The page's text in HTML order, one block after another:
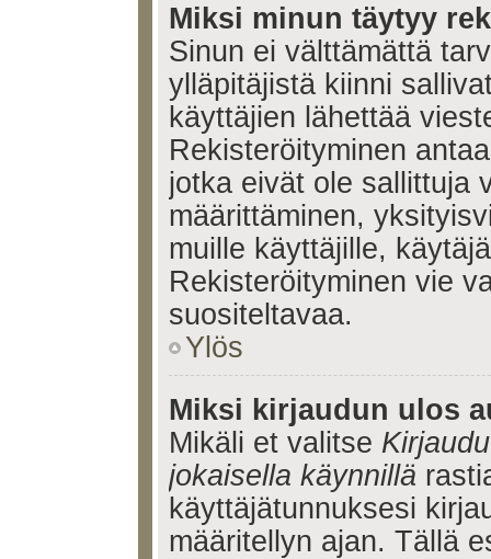
Miksi minun täytyy
Sinun ei välttämättä
ylläpitäjistä kiinni
käyttäjien lähettää
Rekisteröityminen
jotka eivät ole sallittuja
määrittäminen,
muille käyttäjille,
Rekisteröityminen vie
suositeltavaa.
Ylös
Miksi kirjaudun ulos
Mikäli et valitse
jokaisella käynnillä
käyttäjätunnuksesi
määritellyn ajan. Tällä